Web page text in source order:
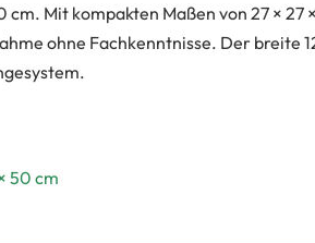
cm. Mit kompakten Maßen von 27 ×
ohne Fachkenntnisse. Der
50 cm